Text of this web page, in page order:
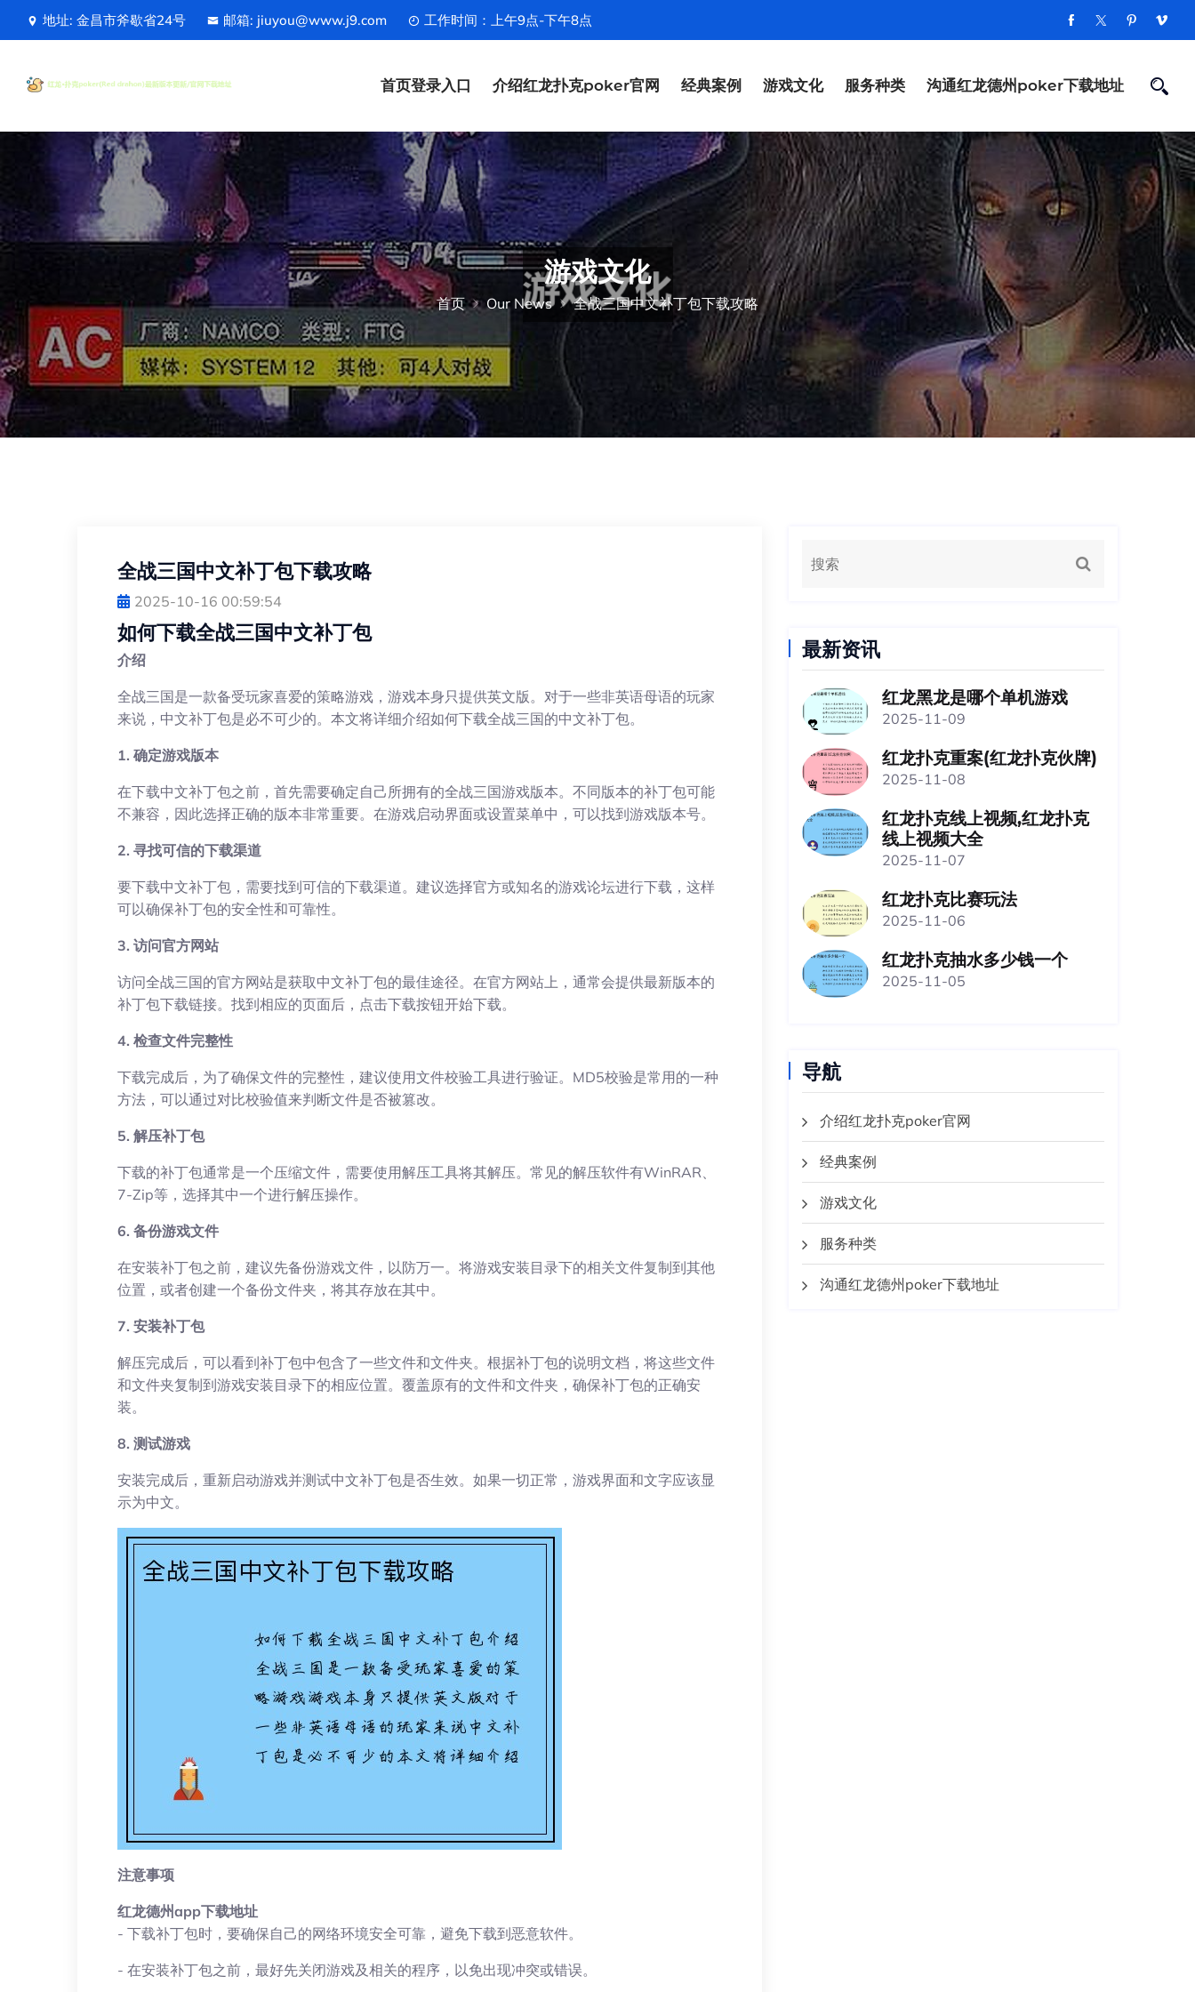
地址: 金昌市斧歇省24号 邮箱: jiuyou@www.j9.com 工作时间：上午9点-下午8点
首页登录入口 介绍红龙扑克poker官网 经典案例 游戏文化 服务种类 沟通红龙德州poker下载地址
游戏文化
首页 Our News 全战三国中文补丁包下载攻略
全战三国中文补丁包下载攻略
2025-10-16 00:59:54
如何下载全战三国中文补丁包
介绍
全战三国是一款备受玩家喜爱的策略游戏，游戏本身只提供英文版。对于一些非英语母语的玩家
来说，中文补丁包是必不可少的。本文将详细介绍如何下载全战三国的中文补丁包。
1. 确定游戏版本
在下载中文补丁包之前，首先需要确定自己所拥有的全战三国游戏版本。不同版本的补丁包可能
不兼容，因此选择正确的版本非常重要。在游戏启动界面或设置菜单中，可以找到游戏版本号。
2. 寻找可信的下载渠道
要下载中文补丁包，需要找到可信的下载渠道。建议选择官方或知名的游戏论坛进行下载，这样
可以确保补丁包的安全性和可靠性。
3. 访问官方网站
访问全战三国的官方网站是获取中文补丁包的最佳途径。在官方网站上，通常会提供最新版本的
补丁包下载链接。找到相应的页面后，点击下载按钮开始下载。
4. 检查文件完整性
下载完成后，为了确保文件的完整性，建议使用文件校验工具进行验证。MD5校验是常用的一种
方法，可以通过对比校验值来判断文件是否被篡改。
5. 解压补丁包
下载的补丁包通常是一个压缩文件，需要使用解压工具将其解压。常见的解压软件有WinRAR、
7-Zip等，选择其中一个进行解压操作。
6. 备份游戏文件
在安装补丁包之前，建议先备份游戏文件，以防万一。将游戏安装目录下的相关文件复制到其他
位置，或者创建一个备份文件夹，将其存放在其中。
7. 安装补丁包
解压完成后，可以看到补丁包中包含了一些文件和文件夹。根据补丁包的说明文档，将这些文件
和文件夹复制到游戏安装目录下的相应位置。覆盖原有的文件和文件夹，确保补丁包的正确安
装。
8. 测试游戏
安装完成后，重新启动游戏并测试中文补丁包是否生效。如果一切正常，游戏界面和文字应该显
示为中文。
注意事项
红龙德州app下载地址
- 下载补丁包时，要确保自己的网络环境安全可靠，避免下载到恶意软件。
- 在安装补丁包之前，最好先关闭游戏及相关的程序，以免出现冲突或错误。
最新资讯
红龙黑龙是哪个单机游戏
2025-11-09
红龙扑克重案(红龙扑克伙牌)
2025-11-08
红龙扑克线上视频,红龙扑克
线上视频大全
2025-11-07
红龙扑克比赛玩法
2025-11-06
红龙扑克抽水多少钱一个
2025-11-05
导航
介绍红龙扑克poker官网
经典案例
游戏文化
服务种类
沟通红龙德州poker下载地址